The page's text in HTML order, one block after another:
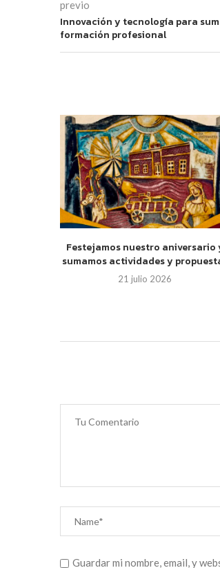
previo
Innovación y tecnología para
formación profesional
Festejamos nuestro aniversario
sumamos actividades y
21 julio 2026
Guardar mi nombre, email, y